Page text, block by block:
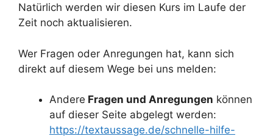
Natürlich werden wir diesen Kurs im Laufe der
Zeit noch aktualisieren.
Wer Fragen oder Anregungen hat, kann sich
direkt auf diesem Wege bei uns melden:
Andere Fragen und Anregungen können
auf dieser Seite abgelegt werden:
https://textaussage.de/schnelle-hilfe-